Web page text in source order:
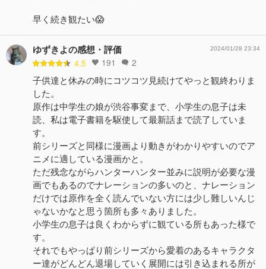
早く続き観たい😱
ゆずきよの感想・評価
4.5 191 2
2024/01/28 23:34
子供達と休みの時にコツコツ見続けてやっと観終わりま
した。
原作は中学生の娘が渋谷事変まで、小学生の息子は未
読、私は電子書籍を駆使して最新話まで読了していま
す。
前シリーズと同様に漫画より動きがわかりやすいのでア
ニメに適している漫画かと。
ただ残念ながらハンターハンター並みに説明が必要な漫
画でもあるのでナレーションの多いのと、ナレーション
だけでは原作を全く読んでいない方には少し難しいんじ
ゃないかなと思う箇所も多々ありました。
小学生の息子は良くわからずに観ている所もあった様で
す。
それでもやっぱり前シリーズから愛着のあるキャラクタ
ー達がどんどん退場していく展開には引き込まれる所が